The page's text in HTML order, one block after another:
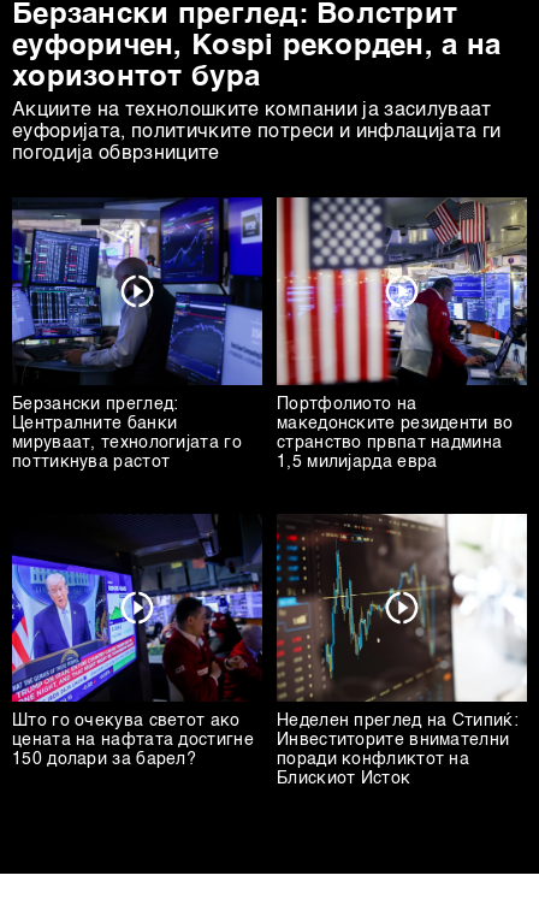
Берзански преглед: Волстрит
еуфоричен, Коspi рекорден, а на
хоризонтот бура
Акциите на технолошките компании ја засилуваат
еуфоријата, политичките потреси и инфлацијата ги
погодија обврзниците
Берзански преглед:
Централните банки
мируваат, технологијата го
поттикнува растот
Портфолиото на
македонските резиденти во
странство првпат надмина
1,5 милијарда евра
Што го очекува светот ако
цената на нафтата достигне
150 долари за барел?
Неделен преглед на Стипиќ:
Инвеститорите внимателни
поради конфликтот на
Блискиот Исток